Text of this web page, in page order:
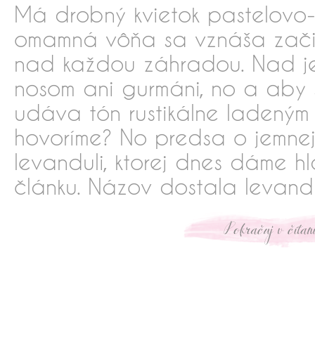
Má drobný kvietok
omamná vôňa sa vznáša
nad každou záhradou. Nad
nosom ani gurmáni, no a
udáva tón rustikálne
hovoríme? No predsa o
levanduli, ktorej dnes dáme
článku. Názov dostala